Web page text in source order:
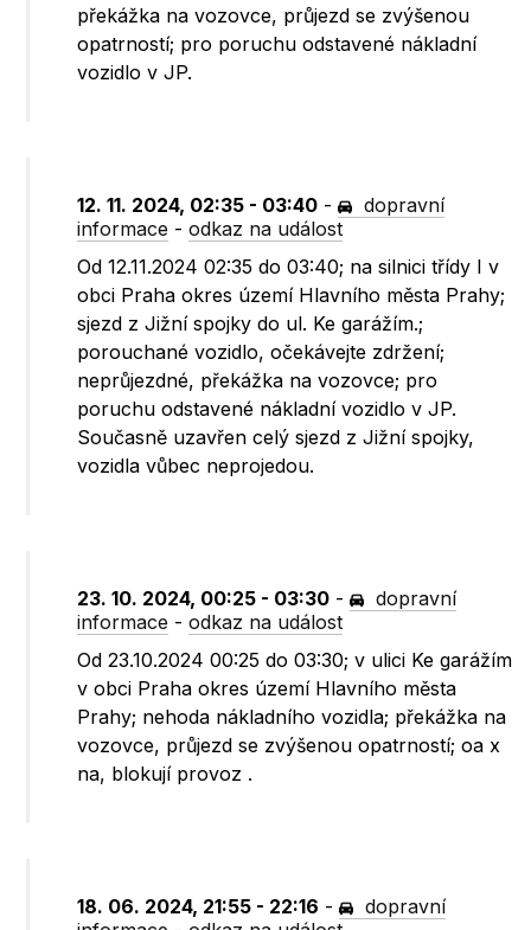
překážka na vozovce, průjezd se zvýšenou
opatrností; pro poruchu odstavené nákladní
vozidlo v JP.
12. 11. 2024, 02:35 - 03:40 -
dopravní
informace -odkaz na událost
Od 12.11.2024 02:35 do 03:40; na silnici třídy I v
obci Praha okres území Hlavního města Prahy;
sjezd z Jižní spojky do ul. Ke garážím.;
porouchané vozidlo, očekávejte zdržení;
neprůjezdné, překážka na vozovce; pro
poruchu odstavené nákladní vozidlo v JP.
Současně uzavřen celý sjezd z Jižní spojky,
vozidla vůbec neprojedou.
23. 10. 2024, 00:25 - 03:30 -
dopravní
informace -odkaz na událost
Od 23.10.2024 00:25 do 03:30; v ulici Ke garážím
v obci Praha okres území Hlavního města
Prahy; nehoda nákladního vozidla; překážka na
vozovce, průjezd se zvýšenou opatrností; oa x
na, blokují provoz .
18. 06. 2024, 21:55 - 22:16 -
dopravní